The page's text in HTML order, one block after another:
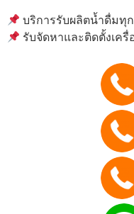
บริการรับผลิตน้ำดื่มทุ
รับจัดหาและติดตั้งเครื่